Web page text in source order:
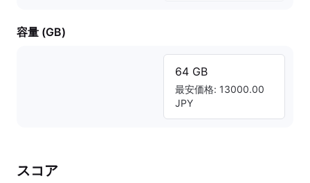
容量 (GB)
64 GB
最安価格: 13000.00
JPY
スコア